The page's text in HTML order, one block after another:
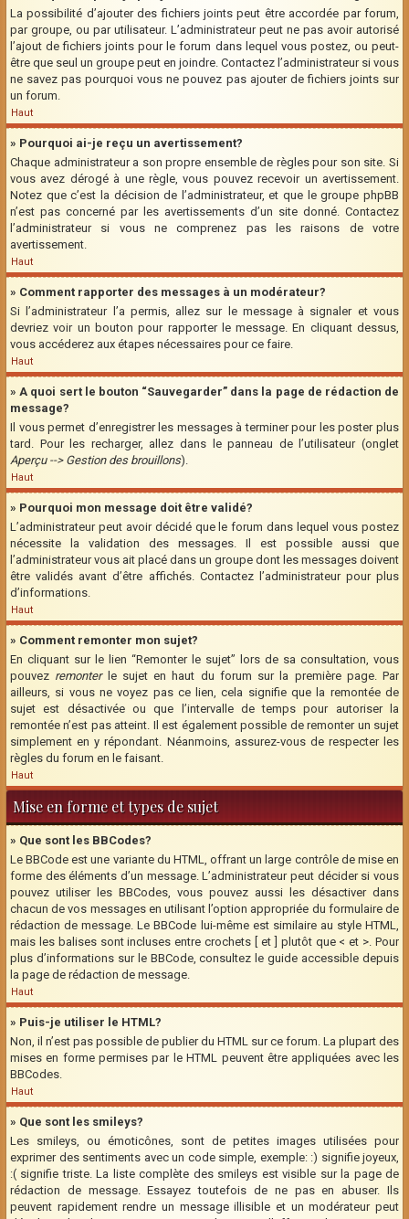
La possibilité d’ajouter des fichiers joints peut être accordée par forum,
par groupe, ou par utilisateur. L’administrateur peut ne pas avoir autorisé
l’ajout de fichiers joints pour le forum dans lequel vous postez, ou peut-
être que seul un groupe peut en joindre. Contactez l’administrateur si vous
ne savez pas pourquoi vous ne pouvez pas ajouter de fichiers joints sur
un forum.
Haut
» Pourquoi ai-je reçu un avertissement?
Chaque administrateur a son propre ensemble de règles pour son site. Si
vous avez dérogé à une règle, vous pouvez recevoir un avertissement.
Notez que c’est la décision de l’administrateur, et que le groupe phpBB
n’est pas concerné par les avertissements d’un site donné. Contactez
l’administrateur si vous ne comprenez pas les raisons de votre
avertissement.
Haut
» Comment rapporter des messages à un modérateur?
Si l’administrateur l’a permis, allez sur le message à signaler et vous
devriez voir un bouton pour rapporter le message. En cliquant dessus,
vous accéderez aux étapes nécessaires pour ce faire.
Haut
» A quoi sert le bouton “Sauvegarder” dans la page de rédaction de
message?
Il vous permet d’enregistrer les messages à terminer pour les poster plus
tard. Pour les recharger, allez dans le panneau de l’utilisateur (onglet
Aperçu --> Gestion des brouillons).
Haut
» Pourquoi mon message doit être validé?
L’administrateur peut avoir décidé que le forum dans lequel vous postez
nécessite la validation des messages. Il est possible aussi que
l’administrateur vous ait placé dans un groupe dont les messages doivent
être validés avant d’être affichés. Contactez l’administrateur pour plus
d’informations.
Haut
» Comment remonter mon sujet?
En cliquant sur le lien “Remonter le sujet” lors de sa consultation, vous
pouvez remonterle sujet en haut du forum sur la première page. Par
ailleurs, si vous ne voyez pas ce lien, cela signifie que la remontée de
sujet est désactivée ou que l’intervalle de temps pour autoriser la
remontée n’est pas atteint. Il est également possible de remonter un sujet
simplement en y répondant. Néanmoins, assurez-vous de respecter les
règles du forum en le faisant.
Haut
Mise en forme et types de sujet
» Que sont les BBCodes?
Le BBCode est une variante du HTML, offrant un large contrôle de mise en
forme des éléments d’un message. L’administrateur peut décider si vous
pouvez utiliser les BBCodes, vous pouvez aussi les désactiver dans
chacun de vos messages en utilisant l’option appropriée du formulaire de
rédaction de message. Le BBCode lui-même est similaire au style HTML,
mais les balises sont incluses entre crochets [ et ] plutôt que < et >. Pour
plus d’informations sur le BBCode, consultez le guide accessible depuis
la page de rédaction de message.
Haut
» Puis-je utiliser le HTML?
Non, il n’est pas possible de publier du HTML sur ce forum. La plupart des
mises en forme permises par le HTML peuvent être appliquées avec les
BBCodes.
Haut
» Que sont les smileys?
Les smileys, ou émoticônes, sont de petites images utilisées pour
exprimer des sentiments avec un code simple, exemple: :) signifie joyeux,
:( signifie triste. La liste complète des smileys est visible sur la page de
rédaction de message. Essayez toutefois de ne pas en abuser. Ils
peuvent rapidement rendre un message illisible et un modérateur peut